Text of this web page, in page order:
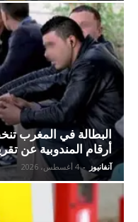
أرقام المندوبية عن
آنفانيوز - 4 أغسطس، 2026